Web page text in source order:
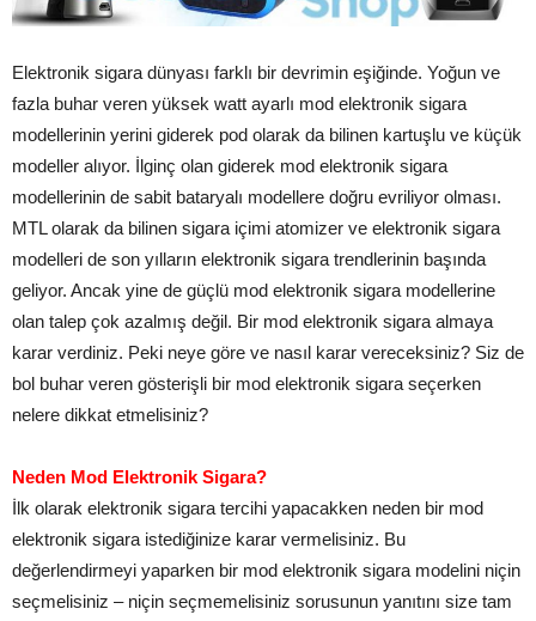
Elektronik sigara dünyası farklı bir devrimin eşiğinde. Yoğun ve
fazla buhar veren yüksek watt ayarlı mod elektronik sigara
modellerinin yerini giderek pod olarak da bilinen kartuşlu ve küçük
modeller alıyor. İlginç olan giderek mod elektronik sigara
modellerinin de sabit bataryalı modellere doğru evriliyor olması.
MTL olarak da bilinen sigara içimi atomizer ve elektronik sigara
modelleri de son yılların elektronik sigara trendlerinin başında
geliyor. Ancak yine de güçlü mod elektronik sigara modellerine
olan talep çok azalmış değil. Bir mod elektronik sigara almaya
karar verdiniz. Peki neye göre ve nasıl karar vereceksiniz? Siz de
bol buhar veren gösterişli bir mod elektronik sigara seçerken
nelere dikkat etmelisiniz?
Neden Mod Elektronik Sigara?
İlk olarak elektronik sigara tercihi yapacakken neden bir mod
elektronik sigara istediğinize karar vermelisiniz. Bu
değerlendirmeyi yaparken bir mod elektronik sigara modelini niçin
seçmelisiniz – niçin seçmemelisiniz sorusunun yanıtını size tam